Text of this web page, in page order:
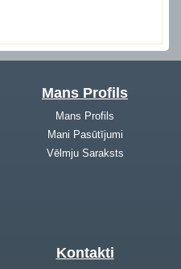
Mans Profils
Mans Profils
Mani Pasūtījumi
Vēlmju Saraksts
Kontakti